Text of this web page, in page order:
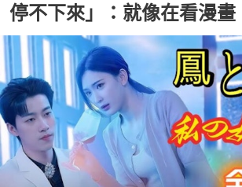
停不下來」：就像在看漫畫